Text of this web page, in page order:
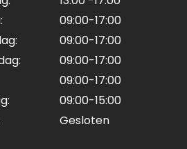
09:00-17:00
09:00-17:00
09:00-17:00
09:00-17:00
09:00-15:00
Gesloten